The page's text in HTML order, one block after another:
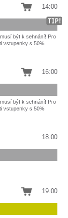
A. Doležal.
14:00
být k sehnání! Pro
vstupenky s 50%
vstupenky s 50%16:00
být k sehnání! Pro
vstupenky s 50%
provedou herci
vstupenky s 50%18:00
Divadlo Tří,19:00